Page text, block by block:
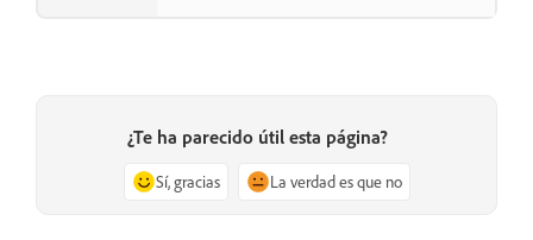
¿Te ha parecido útil esta página?
Sí, gracias La verdad es que no